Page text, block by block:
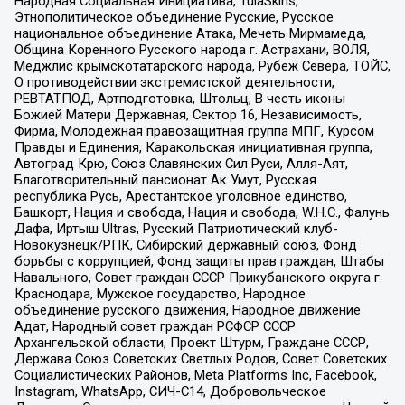
Этнополитическое объединение Русские, Русское
национальное объединение Атака, Мечеть Мирмамеда,
Община Коренного Русского народа г. Астрахани, ВОЛЯ,
Меджлис крымскотатарского народа, Рубеж Севера, ТОЙС,
О противодействии экстремистской деятельности,
РЕВТАТПОД, Артподготовка, Штольц, В честь иконы
Божией Матери Державная, Сектор 16, Независимость,
Фирма, Молодежная правозащитная группа МПГ, Курсом
Правды и Единения, Каракольская инициативная группа,
Автоград Крю, Союз Славянских Сил Руси, Алля-Аят,
Благотворительный пансионат Ак Умут, Русская
республика Русь, Арестантское уголовное единство,
Башкорт, Нация и свобода, Нация и свобода, W.H.С., Фалунь
Дафа, Иртыш Ultras, Русский Патриотический клуб-
Новокузнецк/РПК, Сибирский державный союз, Фонд
борьбы с коррупцией, Фонд защиты прав граждан, Штабы
Навального, Совет граждан СССР Прикубанского округа г.
Краснодара, Мужское государство, Народное
объединение русского движения, Народное движение
Адат, Народный совет граждан РСФСР СССР
Архангельской области, Проект Штурм, Граждане СССР,
Держава Союз Советских Светлых Родов, Совет Советских
Социалистических Районов, Meta Platforms Inc, Facebook,
Instagram, WhatsApp, СИЧ-С14, Добровольческое